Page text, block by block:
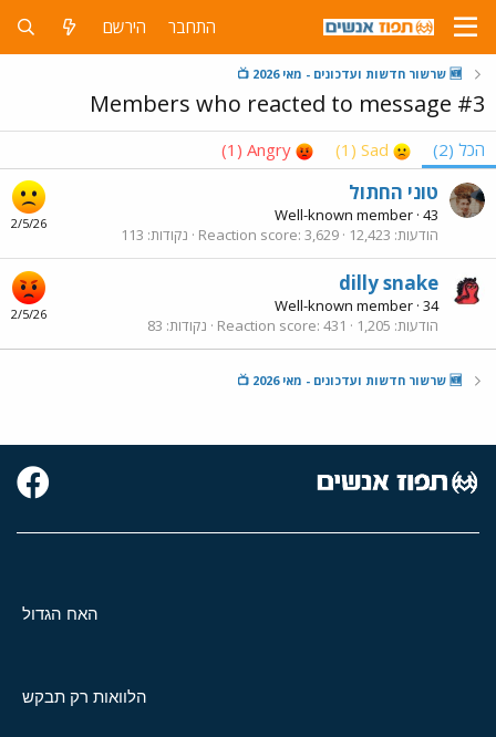
התחבר הירשם
🆕 שרשור חדשות ועדכונים - מאי 2026 📺
Members who reacted to message #3
הכל (2)
Sad
(1)
Angry
(1)
2/5/26
טוני החתול
Well-known member · 43
הודעות 12,423
Reaction score 3,629 נקודות 113
2/5/26
dilly snake
Well-known member · 34
הודעות 1,205
Reaction score 431 נקודות 83
🆕 שרשור חדשות ועדכונים - מאי 2026 📺
האח הגדול
הלוואות רק תבקש